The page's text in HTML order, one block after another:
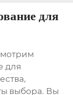
для
для
выбора. Вы